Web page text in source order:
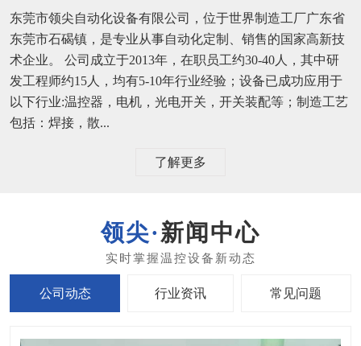
东莞市领尖自动化设备有限公司，位于世界制造工厂广东省
东莞市石碣镇，是专业从事自动化定制、销售的国家高新技
术企业。 公司成立于2013年，在职员工约30-40人，其中研
发工程师约15人，均有5-10年行业经验；设备已成功应用于
以下行业:温控器，电机，光电开关，开关装配等；制造工艺
包括：焊接，散...
了解更多
新闻中心
公司动态 行业资讯 常见问题